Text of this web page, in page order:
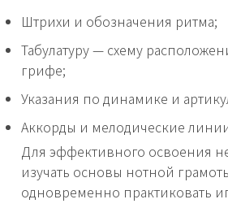
Штрихи и обозначения ритма;
Табулатуру — схему
грифе;
Указания по динамике и
Аккорды и мелодические
Для эффективного освоения
изучать основы нотной
одновременно практиковать